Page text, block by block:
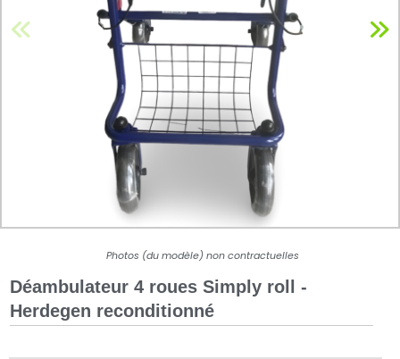
Photos (du modèle) non contractuelles
Déambulateur 4 roues Simply roll -
Herdegen reconditionné